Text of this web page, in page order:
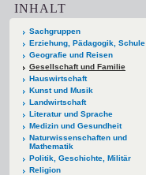
INHALT
Sachgruppen
Erziehung, Pädagogik, Schule
Geografie und Reisen
Gesellschaft und Familie
Hauswirtschaft
Kunst und Musik
Landwirtschaft
Literatur und Sprache
Medizin und Gesundheit
Naturwissenschaften und
Mathematik
Politik, Geschichte, Militär
Religion